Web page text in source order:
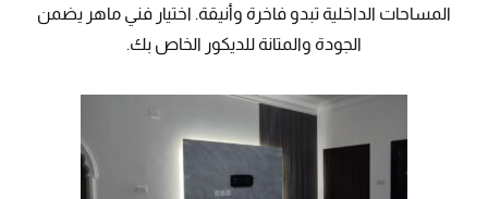
المساحات الداخلية تبدو فاخرة وأنيقة. اختيار فني ماهر يضمن
الجودة والمتانة للديكور الخاص بك.